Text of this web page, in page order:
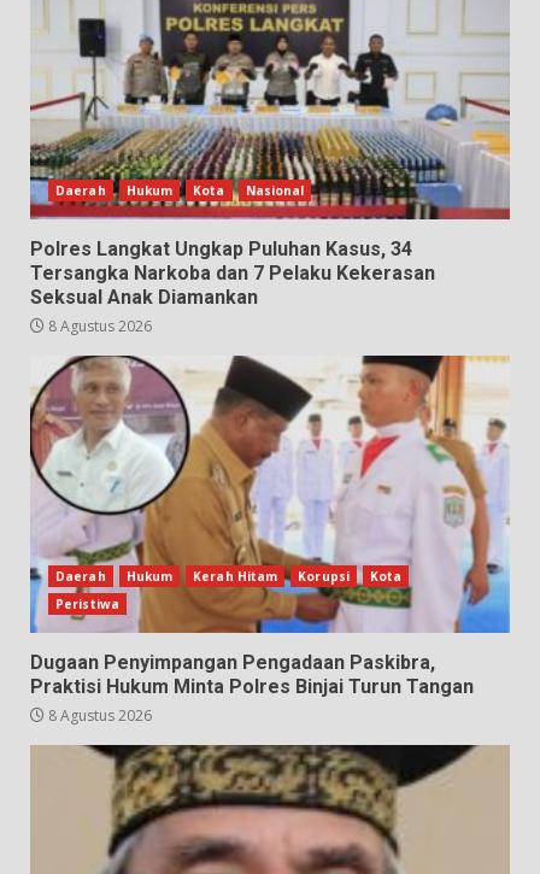
Daerah Hukum Kota Nasional
Polres Langkat Ungkap Puluhan Kasus, 34
Tersangka Narkoba dan 7 Pelaku Kekerasan
Seksual Anak Diamankan
8 Agustus 2026
Daerah Hukum Kerah Hitam Korupsi
Kota
Peristiwa
Dugaan Penyimpangan Pengadaan Paskibra,
Praktisi Hukum Minta Polres Binjai Turun Tangan
8 Agustus 2026